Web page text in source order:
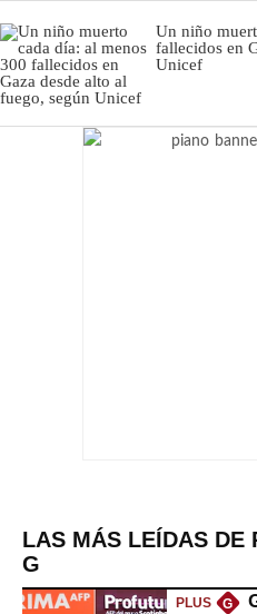
Un niño
fallecidos en
Unicef
LAS MÁS LEÍDAS DE
G
PLUS G